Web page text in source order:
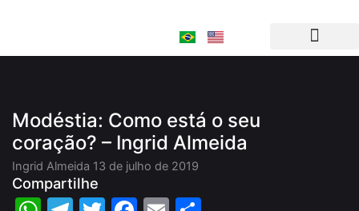
conteúdo
Modéstia: Como está o seu
coração? – Ingrid Almeida
Ingrid Almeida 13 de julho de 2019
Compartilhe